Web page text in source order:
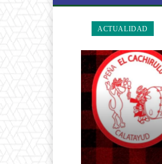
ACTUALIDAD